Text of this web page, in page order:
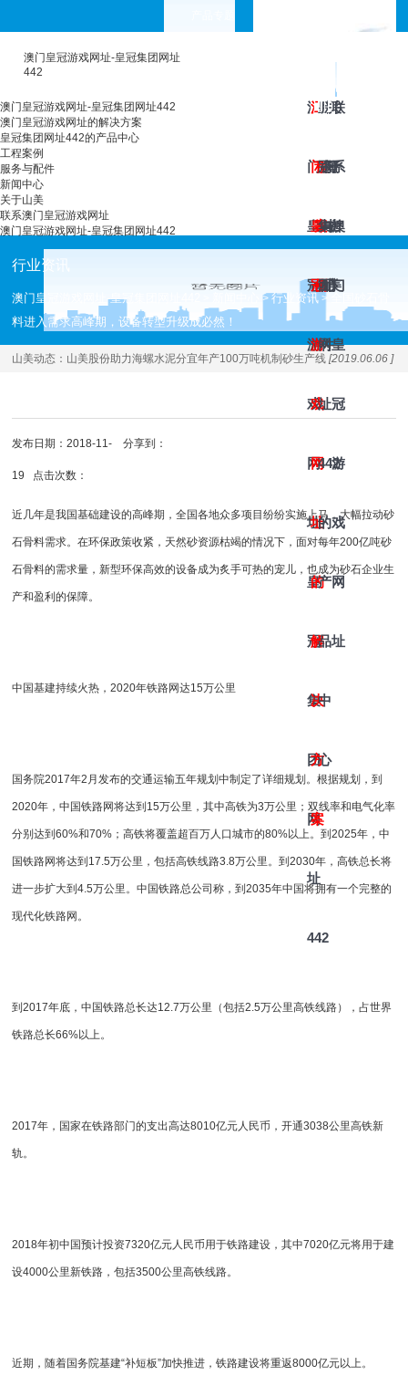
澳门皇冠游戏网址-皇冠集团网址
442
澳
门
皇
冠
游
戏
网
址-
皇
冠
集
团
网
址
442
澳
门
皇
冠
游
戏
网
址
的
解
决
方
案
工
程
案
例
皇
冠
集
团
网
址
442
的
产
品
中
心
服
务
与
配
件
新
闻
中
心
关
于
山
美
联
系
澳
门
皇
冠
游
戏
网
址
澳门皇冠游戏网址-皇冠集团网址442
澳门皇冠游戏网址的解决方案
皇冠集团网址442的产品中心
工程案例
服务与配件
新闻中心
关于山美
联系澳门皇冠游戏网址
澳门皇冠游戏网址-皇冠集团网址442
行业资讯
澳门皇冠游戏网址-皇冠集团网址442 >行业资讯 >
料进入需求高峰期，设备转型升级成必然！
山美动态： 山美股份助力海螺水泥分宜年产100万吨机制砂生产线 [2019.06.06 ]
分享到：
发布日期：2018-11-
19 点击次数：
近几年是我国基础建设的高峰期，全国各地众多项目纷纷实施上马，大幅拉动砂
石骨料需求。在环保政策收紧，天然砂资源枯竭的情况下，面对每年200亿吨砂
石骨料的需求量，新型环保高效的设备成为炙手可热的宠儿，也成为砂石企业生
产和盈利的保障。
中国基建持续火热，2020年铁路网达15万公里
国务院2017年2月发布的交通运输五年规划中制定了详细规划。根据规划，到
2020年，中国铁路网将达到15万公里，其中高铁为3万公里；双线率和电气化率
分别达到60%和70%；高铁将覆盖超百万人口城市的80%以上。到2025年，中
国铁路网将达到17.5万公里，包括高铁线路3.8万公里。到2030年，高铁总长将
进一步扩大到4.5万公里。中国铁路总公司称，到2035年中国将拥有一个完整的
现代化铁路网。
到2017年底，中国铁路总长达12.7万公里（包括2.5万公里高铁线路），占世界
铁路总长66%以上。
2017年，国家在铁路部门的支出高达8010亿元人民币，开通3038公里高铁新
轨。
2018年初中国预计投资7320亿元人民币用于铁路建设，其中7020亿元将用于建
设4000公里新铁路，包括3500公里高铁线路。
近期，随着国务院基建“补短板”加快推进，铁路建设将重返8000亿元以上。